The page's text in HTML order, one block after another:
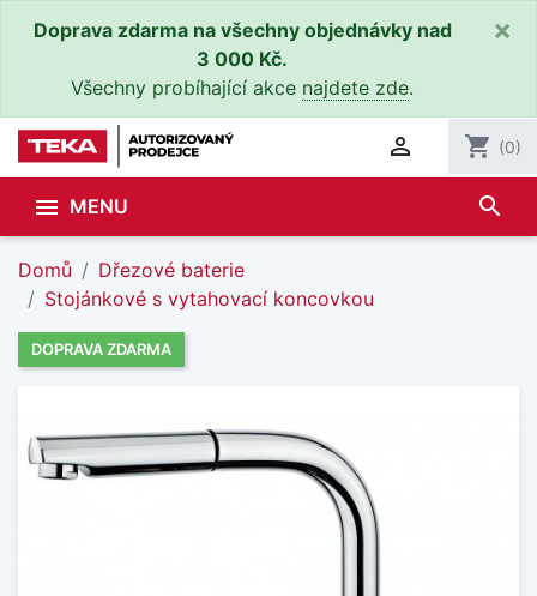
Doprava zdarma na všechny objednávky nad
3 000 Kč.
Všechny probíhající akce najdete zde.
×
 shopping_cart (0)
 MENU search
Domů
Dřezové baterie
Stojánkové s vytahovací koncovkou
DOPRAVA ZDARMA